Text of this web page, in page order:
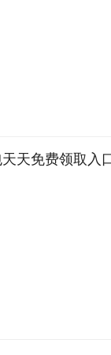
天免费领取入